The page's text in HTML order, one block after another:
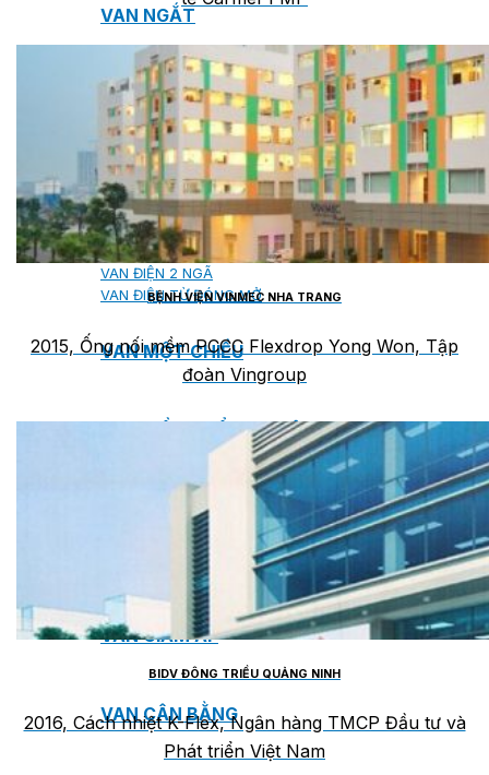
VAN NGẮT
VAN CỔNG
VAN BI
VAN BƯỚM
VAN CẦU
VAN ĐIỀU CHỈNH ÁP SUẤT
VAN ĐIỆN 2 NGÃ
VAN ĐIỆN TỪ ĐÓNG MỞ
VAN MỘT CHIỀU
VAN ĐIỀU KHIỂN TỰ ĐỘNG
VAN NGĂN DÒNG CHẢY NGƯỢC
VAN GIẢM ÁP
VAN CÂN BẰNG
BỆNH VIỆN VINMEC NHA TRANG
2015, Ống nối mềm PCCC Flexdrop Yong Won, Tập
đoàn Vingroup
BIDV ĐÔNG TRIỀU QUẢNG NINH
2016, Cách nhiệt K-Flex, Ngân hàng TMCP Đầu tư và
Phát triển Việt Nam